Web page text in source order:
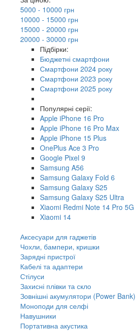
5000 - 10000 грн
10000 - 15000 грн
15000 - 20000 грн
20000 - 30000 грн
Підбірки:
Бюджетні смартфони
Смартфони 2024 року
Смартфони 2023 року
Смартфони 2025 року
Популярні серії:
Apple iPhone 16 Pro
Apple iPhone 16 Pro Max
Apple iPhone 15 Plus
OnePlus Ace 3 Pro
Google Pixel 9
Samsung A56
Samsung Galaxy Fold 6
Samsung Galaxy S25
Samsung Galaxy S25 Ultra
Xiaomi Redmi Note 14 Pro 5G
Xiaomi 14
Аксесуари для гаджетів
Чохли, бампери, кришки
Зарядні пристрої
Кабелі та адаптери
Стілуси
Захисні плівки та скло
Зовнішні акумулятори (Power Bank)
Моноподи для селфі
Навушники
Портативна акустика